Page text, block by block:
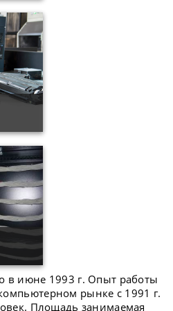
в июне 1993 г. Опыт работы
рынке с 1991 г.
Площадь занимаемая